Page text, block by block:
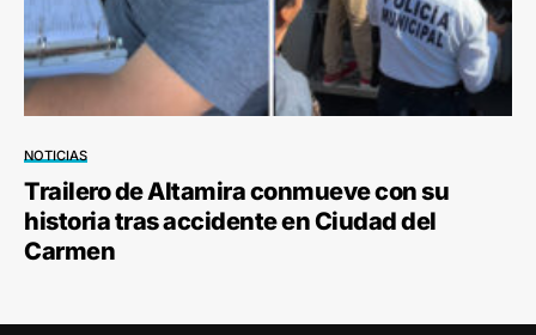
NOTICIAS
Trailero de Altamira conmueve con su
historia tras accidente en Ciudad del
Carmen